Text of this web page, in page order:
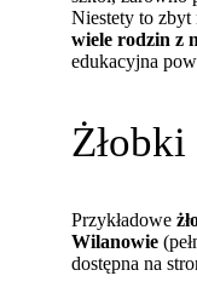
Niestety to zbyt
wiele rodzin z
edukacyjna
Przykładowe
Wilanowie
dostępna na